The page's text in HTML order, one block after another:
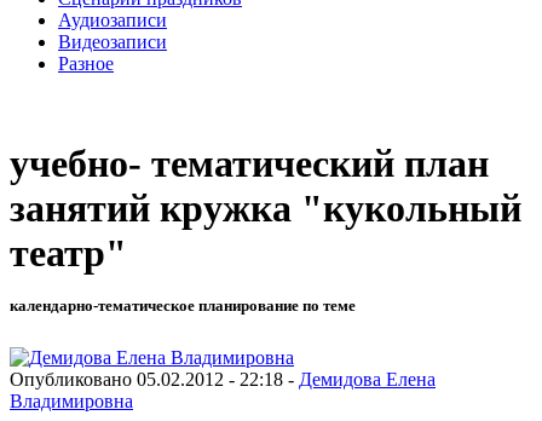
Аудиозаписи
Видеозаписи
Разное
учебно- тематический план
занятий кружка "кукольный
театр"
календарно-тематическое планирование по теме
Опубликовано 05.02.2012 - 22:18 - Демидова Елена
Владимировна